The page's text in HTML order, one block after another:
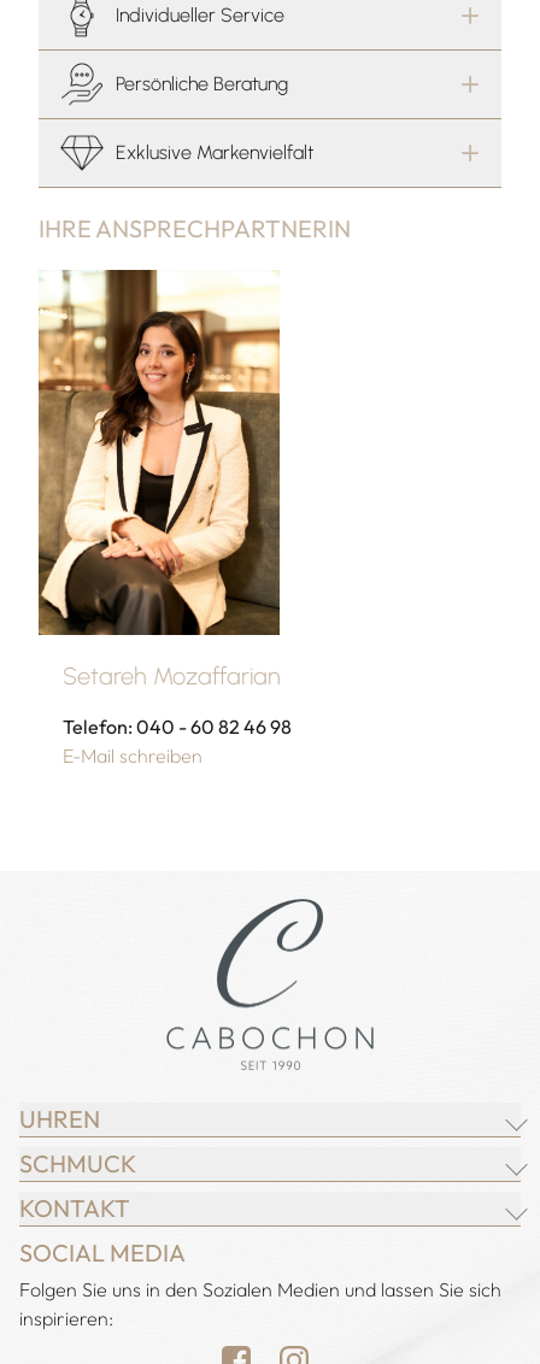
IHRE ANSPRECHPARTNERIN
Setareh Mozaffarian
Telefon: 040 - 60 82 46 98
E-Mail schreiben
Individueller Service
Persönliche Beratung
Exklusive Markenvielfalt
UHREN
BREITLING
CHOPARD
IWC SCHAFFHAUSEN
JACOB & CO.
LONGINES
SCHMUCK
JUWELIER CABOCHON
CHOPARD
DEMEGLIO
KONTAKT
Adresse:
Juwelier Cabochon
Alstertal EKZ, Heegbarg 31
SOCIAL MEDIA
Folgen Sie uns in den Sozialen Medien und lassen Sie sich
inspirieren: